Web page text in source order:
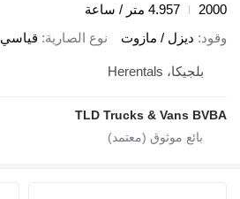
2000
4.957 متر / ساعة
وقود ديزل / مازوت نوع الصارية قياسي
بلجيكا، Herentals
TLD Trucks & Vans BVBA